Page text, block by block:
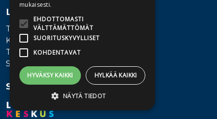
Lisätietoa
Toimitusehdot
Käyttöohjeet
Tietosuojaseloste
Saavutettavuusseloste
Seuraa meitä
mukaisesti.
EHDOTTOMASTI
VÄLTTÄMÄTTÖMÄT
SUORITUSKYVYLLISET
KOHDENTAVAT
HYVÄKSY KAIKKI HYLKÄÄ KAIKKI
NÄYTÄ TIEDOT